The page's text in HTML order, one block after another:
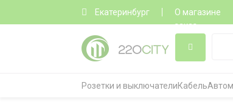
Екатеринбург О магазине
заказ
Розетки и выключателиКабель